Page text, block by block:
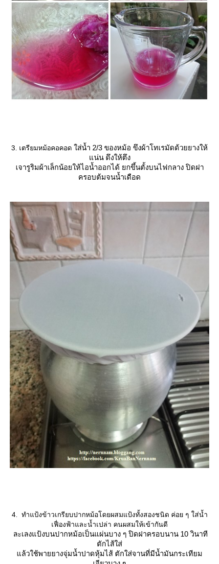
3. เตรียมหม้อคอคอด ส่น้ำ 2/3 ของหม้อ ขึงผ้าโทเรมัดด้วยยางให้
น่น ดึงให้ตึง
เจารูริมผ้าเล็กน้อยให้ไอน้ำออกได้ ยกขึ้นตั้งบนไฟกลาง ปิดฝา
ครอบต้มจนน้ำเดือด
4. ทำแป้งข้าวเกรียบปากหม้อโดยผสมแป้งทั้งสองชนิด ค่อย ๆ ใส่น้ำ
เฟื่องฟ้าและน้ำเปล่า คนผสมให้เข้ากันดี
ละเลงแป้งบนปากหม้อเป็นแผ่นบาง ๆ ปิดฝาครอบนาน 10 วินาที
ตักไส้ใส่
ล้วใช้พายยางจุ่มน้ำปาดหุ้มไส้ ตักใส่จานที่มีน้ำมันกระเทียม